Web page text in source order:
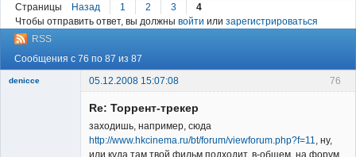
Поиск
Страницы Назад 1 2 3
4
Чтобы отправить ответ, вы должны войти или зарегистрироваться
RSS
Сообщения с 76 по 87 из 87
76
denicce
05.12.2008 15:07:08
Re: Торрент-трекер
заходишь, например, сюда
http://www.hkcinema.ru/bt/forum/viewforum.php?f=11, ну,
или куда там твой фильм подходит, в-общем, на форум